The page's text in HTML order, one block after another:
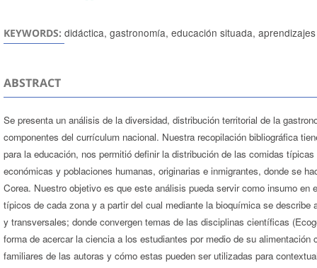
KEYWORDS: didáctica, gastronomía, educación situada,
ABSTRACT
Se presenta un análisis de la diversidad, distribución territorial de la
componentes del currículum nacional. Nuestra recopilación bibliográfica
para la educación, nos permitió definir la distribución de las comidas
económicas y poblaciones humanas, originarias e inmigrantes, donde se
Corea. Nuestro objetivo es que este análisis pueda servir como insumo
típicos de cada zona y a partir del cual mediante la bioquímica se
y transversales; donde convergen temas de las disciplinas científicas
forma de acercar la ciencia a los estudiantes por medio de su
familiares de las autoras y cómo estas pueden ser utilizadas para